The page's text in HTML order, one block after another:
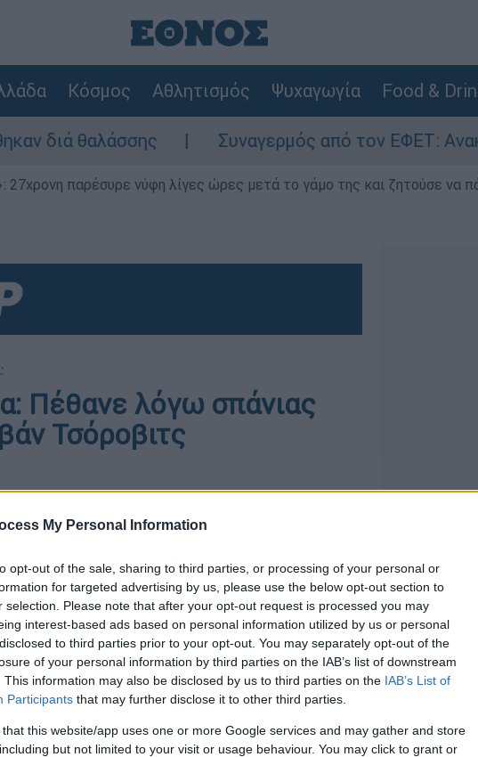
My Personal Information
opt-out of the sale, sharing to third parties, or processing of your personal or
for targeted advertising by us, please use the below opt-out section to
selection. Please note that after your opt-out request is processed you may
interest-based ads based on personal information utilized by us or personal
to third parties prior to your opt-out. You may separately opt-out of the
of your personal information by third parties on the IAB’s list of downstream
This information may also be disclosed by us to third parties on the IAB’s List of
Participants that may further disclose it to other third parties.
that this website/app uses one or more Google services and may gather and store
but not limited to your visit or usage behaviour. You may click to grant or
Κόσμος Αθλητισμός Ψυχαγωγία Food &
θαλάσσης Συναγερμός από τον ΕΦΕΤ:
παρέσυρε νύφη λίγες ώρες μετά το γάμο της και ζητούσε να
Πέθανε λόγω σπάνιας
Τσόροβιτς